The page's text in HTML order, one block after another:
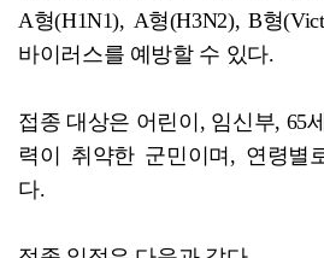
A형(H1N1), A형(H3N2), B형
바이러스를 예방할 수 있다.
접종 대상은 어린이, 임신부, 65
력이 취약한 군민이며, 연령별
다.